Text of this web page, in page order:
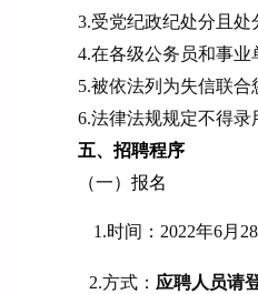
3.受党纪政纪处分且处
4.在各级公务员和事业
5.被依法列为失信联合
6.法律法规规定不得录
五、招聘程序
（一）报名
1.时间： 2022年6月 28
2.方式： 应聘人员请